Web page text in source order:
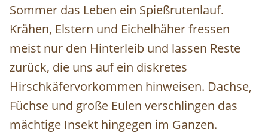
Sommer das Leben ein Spießrutenlauf.
Krähen, Elstern und Eichelhäher fressen
meist nur den Hinterleib und lassen Reste
zurück, die uns auf ein diskretes
Hirschkäfervorkommen hinweisen. Dachse,
Füchse und große Eulen verschlingen das
mächtige Insekt hingegen im Ganzen.